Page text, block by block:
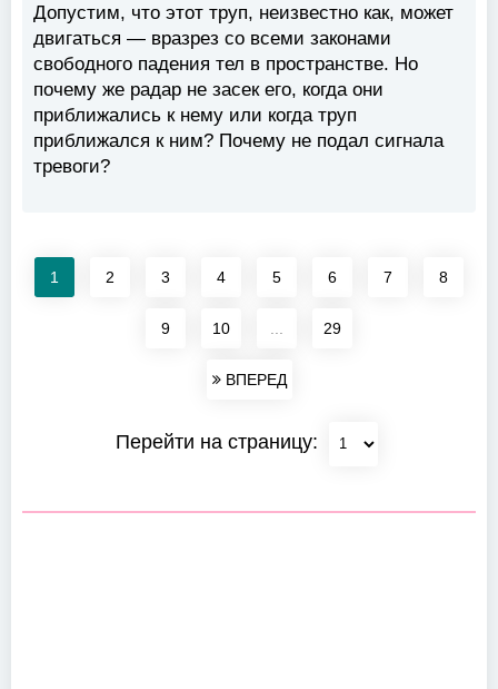
Допустим, что этот труп, неизвестно как, может
двигаться — вразрез со всеми законами
свободного падения тел в пространстве. Но
почему же радар не засек его, когда они
приближались к нему или когда труп
приближался к ним? Почему не подал сигнала
тревоги?
1 2 3 4 5 6 7 8
9 10 29
ВПЕРЕД
Перейти на страницу: